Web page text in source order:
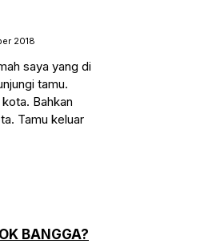
2018
saya yang di
tamu.
Bahkan
Tamu keluar
BANGGA?